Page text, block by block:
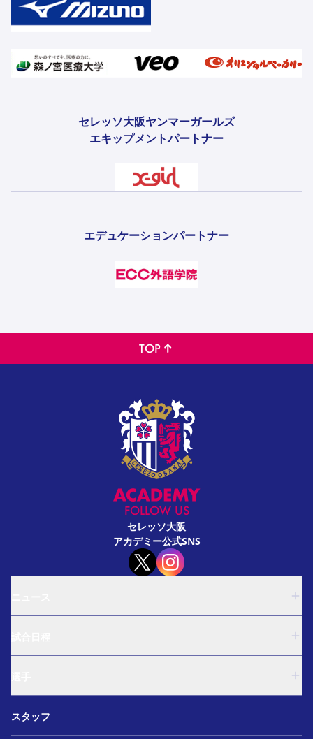
セレッソ大阪ヤンマーガールズ
エキップメントパートナー
エデュケーションパートナー
TOP
FOLLOW US
セレッソ大阪
アカデミー公式SNS
ガールズU-15
和歌山U-15
U-18
スタッフ